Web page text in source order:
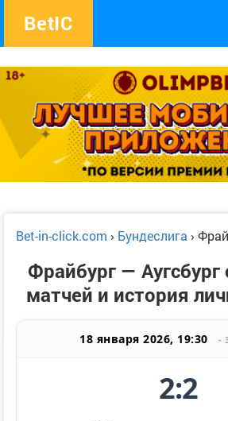
BetIC
Bet-in-click.com › Бундеслига ›
Фрайбург — Аугсбург
матчей и история
18 января 2026, 19:30 -
2:2